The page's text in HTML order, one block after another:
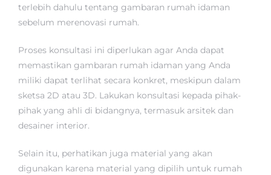
terlebih dahulu tentang gambaran rumah idaman
sebelum merenovasi rumah.
Proses konsultasi ini diperlukan agar Anda dapat
memastikan gambaran rumah idaman yang Anda
miliki dapat terlihat secara konkret, meskipun dalam
sketsa 2D atau 3D. Lakukan konsultasi kepada pihak-
pihak yang ahli di bidangnya, termasuk arsitek dan
desainer interior.
Selain itu, perhatikan juga material yang akan
digunakan karena material yang dipilih untuk rumah